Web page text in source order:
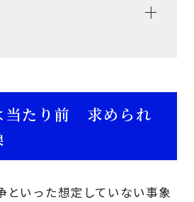
当たり前 求められ
といった想定していない事象